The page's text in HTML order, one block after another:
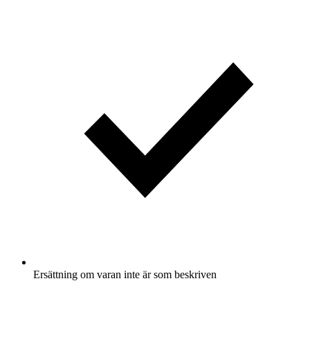
Ersättning om varan inte är som beskriven